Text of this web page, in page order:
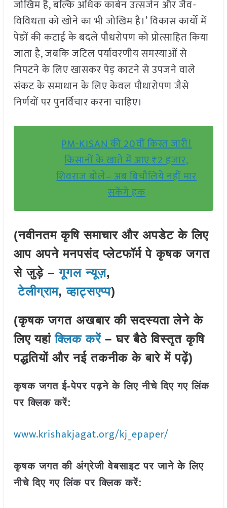
जोखिम है, बल्कि अधिक कार्बन उत्सर्जन और जैव-
विविधता को खोने का भी जोखिम है।’ विकास कार्यों में
पेङों की कटाई के बदले पौधरोपण को प्रोत्साहित किया
जाता है, जबकि जटिल पर्यावरणीय समस्याओं से
निपटने के लिए खासकर पेड़ काटने से उपजने वाले
संकट के समाधान के लिए केवल पौधारोपण जैसे
निर्णयों पर पुनर्विचार करना चाहिए।
PM-KISAN की 20वीं किस्त जारी!
किसानों के खाते में आए ₹2 हजार,
शिवराज बोले– अब बिचौलिये नहीं मार
सकेंगे हक
(नवीनतम कृषि समाचार और अपडेट के लिए
आप अपने मनपसंद प्लेटफॉर्म पे कृषक जगत
से जुड़े – गूगल न्यूज़,
टेलीग्राम,व्हाट्सएप्प)
(कृषक जगत अखबार की सदस्यता लेने के
लिए यहांक्लिक करें– घर बैठे विस्तृत कृषि
पद्धतियों और नई तकनीक के बारे में पढ़ें)
कृषक जगत ई-पेपर पढ़ने के लिए नीचे दिए गए लिंक
पर क्लिक करें:
www.krishakjagat.org/kj_epaper/
कृषक जगत की अंग्रेजी वेबसाइट पर जाने के लिए
नीचे दिए गए लिंक पर क्लिक करें: